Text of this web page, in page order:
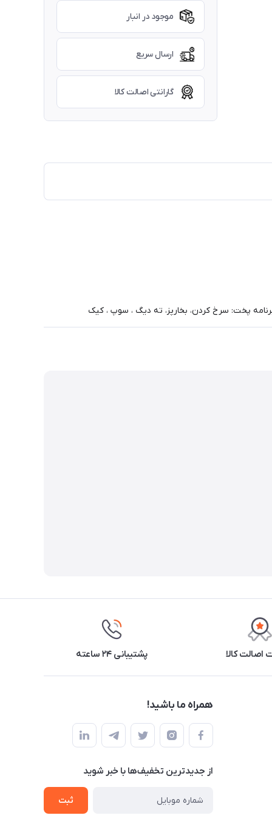
موجود در انبار
ارسال سریع
گارانتی اصالت کالا
اصالت کالا پشتیبانی ۲۴ ساعته
همراه ما باشید!
از جدید‌ترین تخفیف‌ها با‌ خبر شوید
ثبت